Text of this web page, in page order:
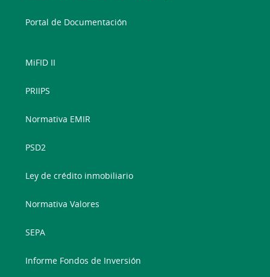
Portal de Documentación
MiFID II
PRIIPS
Normativa EMIR
PSD2
Ley de crédito inmobiliario
Normativa Valores
SEPA
Informe Fondos de Inversión